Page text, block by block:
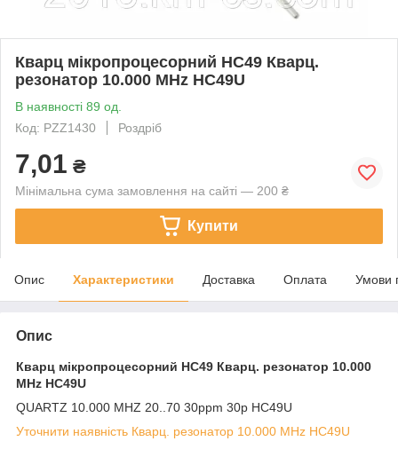
Кварц мікропроцесорний HC49 Кварц.
резонатор 10.000 MHz HC49U
В наявності 89 од.
Код: PZZ1430
Роздріб
7,01 ₴
Мінімальна сума замовлення на сайті — 200 ₴
Купити
Опис Характеристики Доставка Оплата Умови
Опис
Кварц мікропроцесорний HC49 Кварц. резонатор 10.000
MHz HC49U
QUARTZ 10.000 MHZ 20..70 30ppm 30p HC49U
Уточнити наявність Кварц. резонатор 10.000 MHz HC49U